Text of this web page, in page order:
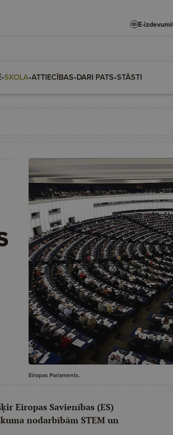
E-izdevumi
•SKOLA•ATTIECĪBAS•DARI PATS•STĀSTI
Eiropas Parlaments.
Eiropas Savienības (ES)
nodarbībām STEM un